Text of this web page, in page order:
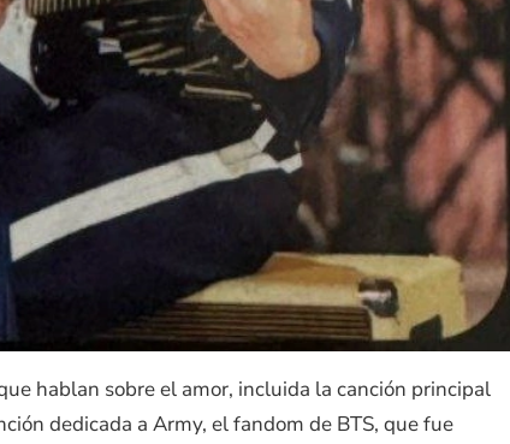
hablan sobre el amor, incluida la canción principal
dedicada a Army, el fandom de BTS, que fue